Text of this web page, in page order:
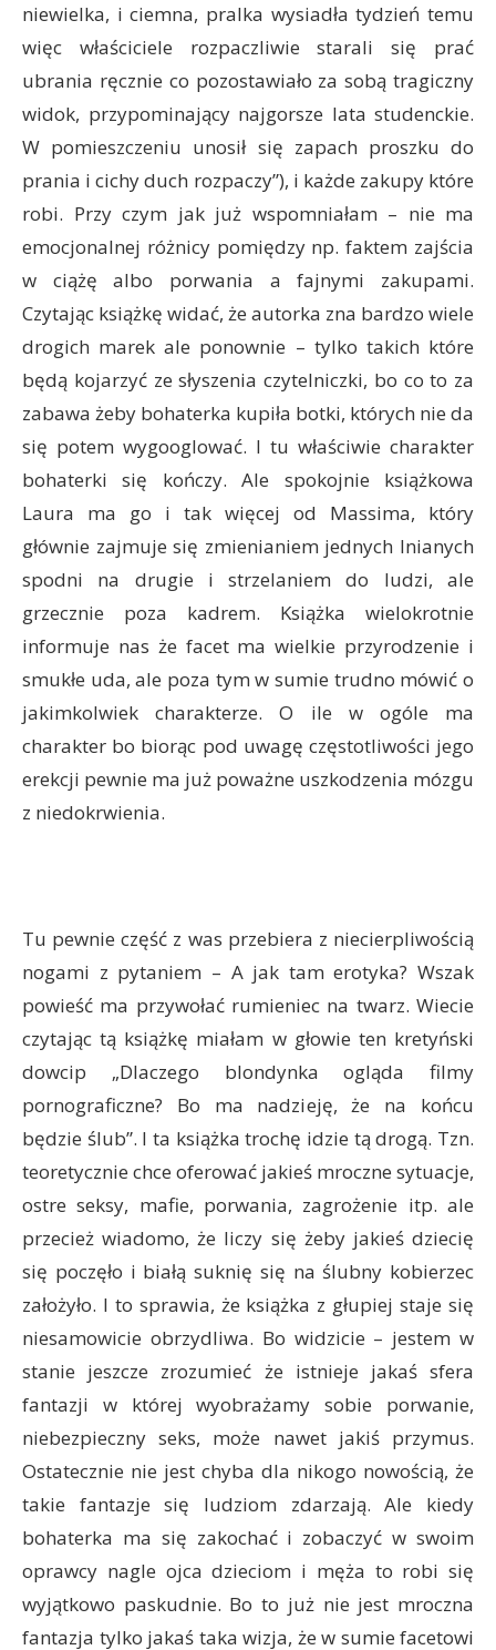
niewielka, i ciemna, pralka wysiadła tydzień temu
więc właściciele rozpaczliwie starali się prać
ubrania ręcznie co pozostawiało za sobą tragiczny
widok, przypominający najgorsze lata studenckie.
W pomieszczeniu unosił się zapach proszku do
prania i cichy duch rozpaczy”), i każde zakupy które
robi. Przy czym jak już wspomniałam – nie ma
emocjonalnej różnicy pomiędzy np. faktem zajścia
w ciążę albo porwania a fajnymi zakupami.
Czytając książkę widać, że autorka zna bardzo wiele
drogich marek ale ponownie – tylko takich które
będą kojarzyć ze słyszenia czytelniczki, bo co to za
zabawa żeby bohaterka kupiła botki, których nie da
się potem wygooglować. I tu właściwie charakter
bohaterki się kończy. Ale spokojnie książkowa
Laura ma go i tak więcej od Massima, który
głównie zajmuje się zmienianiem jednych lnianych
spodni na drugie i strzelaniem do ludzi, ale
grzecznie poza kadrem. Książka wielokrotnie
informuje nas że facet ma wielkie przyrodzenie i
smukłe uda, ale poza tym w sumie trudno mówić o
jakimkolwiek charakterze. O ile w ogóle ma
charakter bo biorąc pod uwagę częstotliwości jego
erekcji pewnie ma już poważne uszkodzenia mózgu
z niedokrwienia.
Tu pewnie część z was przebiera z niecierpliwością
nogami z pytaniem – A jak tam erotyka? Wszak
powieść ma przywołać rumieniec na twarz. Wiecie
czytając tą książkę miałam w głowie ten kretyński
dowcip „Dlaczego blondynka ogląda filmy
pornograficzne? Bo ma nadzieję, że na końcu
będzie ślub”. I ta książka trochę idzie tą drogą. Tzn.
teoretycznie chce oferować jakieś mroczne sytuacje,
ostre seksy, mafie, porwania, zagrożenie itp. ale
przecież wiadomo, że liczy się żeby jakieś dziecię
się poczęło i białą suknię się na ślubny kobierzec
założyło. I to sprawia, że książka z głupiej staje się
niesamowicie obrzydliwa. Bo widzicie – jestem w
stanie jeszcze zrozumieć że istnieje jakaś sfera
fantazji w której wyobrażamy sobie porwanie,
niebezpieczny seks, może nawet jakiś przymus.
Ostatecznie nie jest chyba dla nikogo nowością, że
takie fantazje się ludziom zdarzają. Ale kiedy
bohaterka ma się zakochać i zobaczyć w swoim
oprawcy nagle ojca dzieciom i męża to robi się
wyjątkowo paskudnie. Bo to już nie jest mroczna
fantazja tylko jakaś taka wizja, że w sumie facetowi